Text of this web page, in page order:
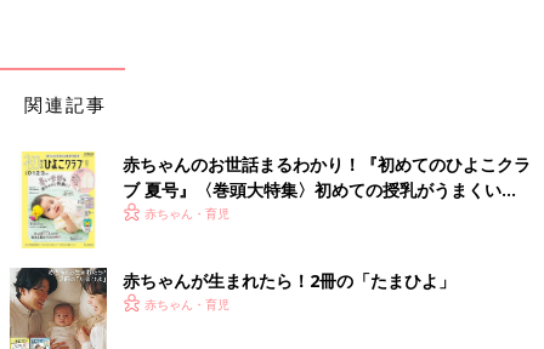
関連記事
赤ちゃんのお世話まるわかり！『初めてのひよこクラ
ブ 夏号』〈巻頭大特集〉初めての授乳がうまくい
く！ おっぱい・ミルクの基本と夏のトラブル 解決テ
赤ちゃん・育児
赤ちゃんが生まれたら！2冊の「たまひよ」
赤ちゃん・育児